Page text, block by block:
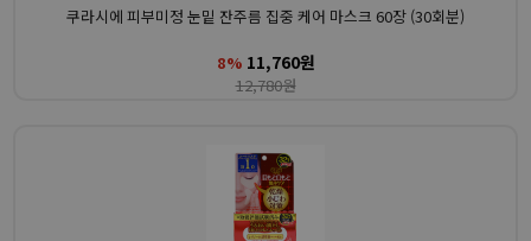
쿠라시에 피부미정 눈밑 잔주름 집중 케어 마스크 60장 (30회분)
8% 11,760원
12,780원